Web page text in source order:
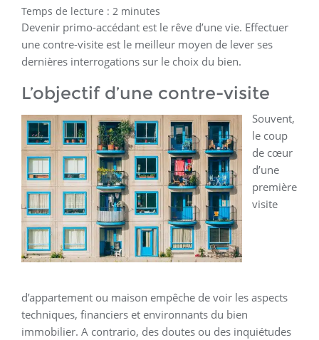
Temps de lecture : 2 minutes
Devenir primo-accédant est le rêve d’une vie. Effectuer
une contre-visite est le meilleur moyen de lever ses
dernières interrogations sur le choix du bien.
L’objectif d’une contre-visite
Souvent,
le coup
de cœur
d’une
première
visite
d’appartement ou maison empêche de voir les aspects
techniques, financiers et environnants du bien
immobilier. A contrario, des doutes ou des inquiétudes